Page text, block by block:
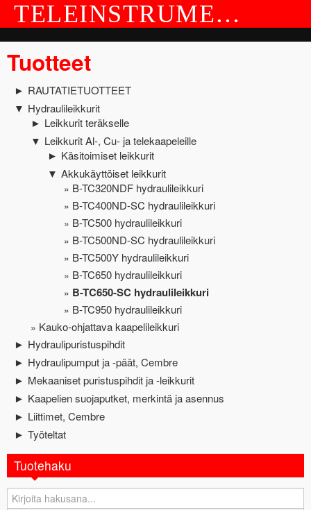
TELEINSTRUMENT OY
TUOTTEET
YRITYS JA YHTEYSTIEDOT
Tuotteet
► RAUTATIETUOTTEET
▼ Hydraulileikkurit
► Leikkurit teräkselle
▼ Leikkurit Al-, Cu- ja telekaapeleille
► Käsitoimiset leikkurit
▼ Akkukäyttöiset leikkurit
B-TC320NDF hydraulileikkuri
B-TC400ND-SC hydraulileikkuri
B-TC500 hydraulileikkuri
B-TC500ND-SC hydraulileikkuri
B-TC500Y hydraulileikkuri
B-TC650 hydraulileikkuri
B-TC650-SC hydraulileikkuri
B-TC950 hydraulileikkuri
Kauko-ohjattava kaapelileikkuri
► Hydraulipuristuspihdit
► Hydraulipumput ja -päät, Cembre
► Mekaaniset puristuspihdit ja -leikkurit
► Kaapelien suojaputket, merkintä ja asennus
► Liittimet, Cembre
► Työteltat
Tuotehaku